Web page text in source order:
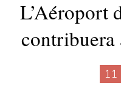
L’Aéroport
contribuera
11